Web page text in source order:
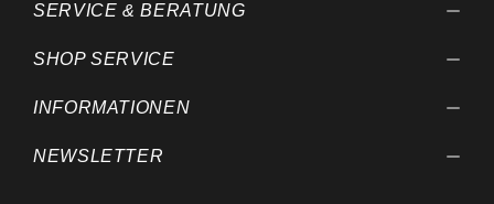
SERVICE & BERATUNG
SHOP SERVICE
INFORMATIONEN
NEWSLETTER